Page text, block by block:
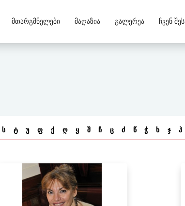
Მთარგმნელები Მაღაზია Გალერეა Ჩვენ
ს ტ უ ფ ქ ღ ყ შ ჩ ც ძ წ ჭ ხ ჯ ჰ